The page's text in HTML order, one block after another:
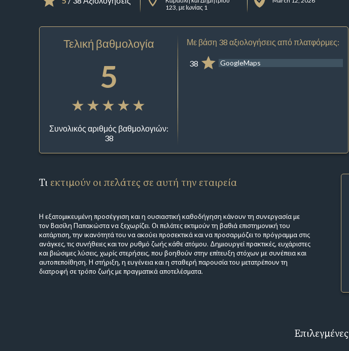
123, με Ιωνίας 1
Τελική βαθμολογία
5
Συνολικός αριθμός βαθμολογιών:
38
Με βάση 38 αξιολογήσεις από πλατφόρμες:
38 GoogleMaps
Τι εκτιμούν οι πελάτες σε αυτή την εταιρεία
Η εξατομικευμένη προσέγγιση και η ουσιαστική καθοδήγηση κάνουν τη συνεργασία με
τον Βασίλη Παπακώστα να ξεχωρίζει. Οι πελάτες εκτιμούν τη βαθιά επιστημονική του
κατάρτιση, την ικανότητά του να ακούει προσεκτικά και να προσαρμόζει το πρόγραμμα στις
ανάγκες, τις συνήθειες και τον ρυθμό ζωής κάθε ατόμου. Δημιουργεί πρακτικές, ευχάριστες
και βιώσιμες λύσεις, χωρίς στερήσεις, που βοηθούν στην επίτευξη στόχων με συνέπεια και
αυτοπεποίθηση. Η στήριξη, η ευγένεια και η σταθερή παρουσία του μετατρέπουν τη
διατροφή σε τρόπο ζωής με πραγματικά αποτελέσματα.
Επιλεγμένες